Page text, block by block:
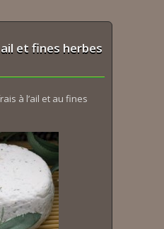
et fines herbes
à l’ail et au fines